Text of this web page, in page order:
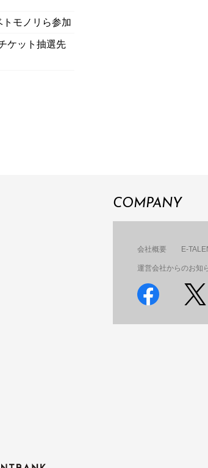
モノリら参加
ケット抽選先
COMPANY
会社概要 E-
運営会社からのお知